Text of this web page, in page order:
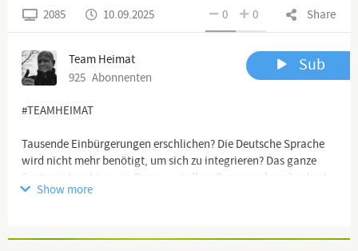
Share
0 0
2085 10.09.2025
Team Heimat
925 Abonnenten
Sub
#TEAMHEIMAT
Tausende Einbürgerungen erschlichen? Die Deutsche Sprache
wird nicht mehr benötigt, um sich zu integrieren? Das ganze
System ist nicht nur in Frage zu stellen. Das muss knochenhart
beendet werden, ansonsten wird es in 20 - 30 Jahren unser
Show more